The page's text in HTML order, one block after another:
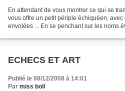
En attendant de vous montrer ce qui se
vous offre un petit périple échiquéen,
envolées ... En se penchant sur les noms
ECHECS ET ART
Publié le 08/12/2008 à 14:01
Par miss boll